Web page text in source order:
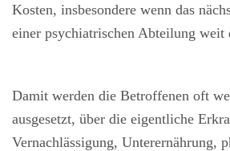
Kosten, insbesondere wenn das
einer psychiatrischen Abteilung weit
Damit werden die Betroffenen oft
ausgesetzt, über die eigentliche
Vernachlässigung, Unterernährung,